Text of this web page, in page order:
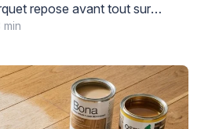
repose avant tout sur
type de revêtement
parquet massif, rosaces
ou remplacement de
Cette intervention, qui
min